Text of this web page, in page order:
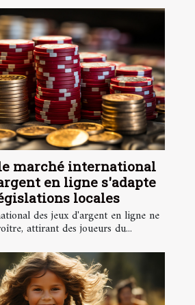
marché international
en ligne s'adapte
locales
des jeux d'argent en ligne ne
attirant des joueurs du...